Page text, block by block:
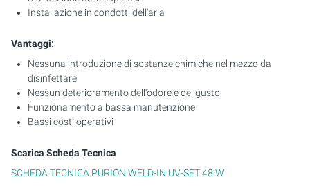
Installazione in condotti dell'aria
Vantaggi:
Nessuna introduzione di sostanze chimiche nel mezzo da
disinfettare
Nessun deterioramento dell'odore e del gusto
Funzionamento a bassa manutenzione
Bassi costi operativi
Scarica Scheda Tecnica
SCHEDA TECNICA PURION WELD-IN UV-SET 48 W